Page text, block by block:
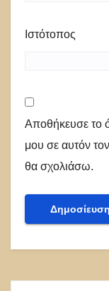
Ιστότοπος
Αποθήκευσε το
μου σε αυτόν
θα σχολιάσω.